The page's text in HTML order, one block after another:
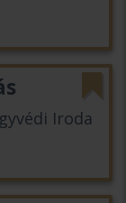
Iroda